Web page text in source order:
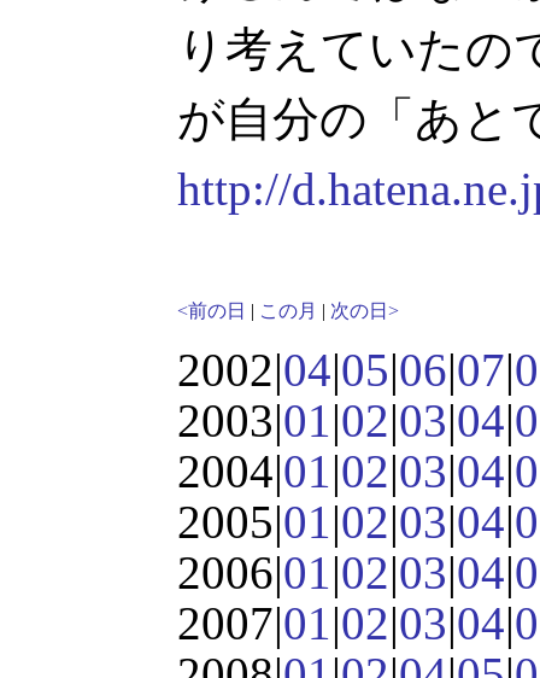
り考えていたの
が自分の「あと
http://
<前の日 | この月 | 次の日>
2002|04|05|06|07|
2003|01|02|03|04|
2004|01|02|03|04|
2005|01|02|03|04|
2006|01|02|03|04|
2007|01|02|03|04|